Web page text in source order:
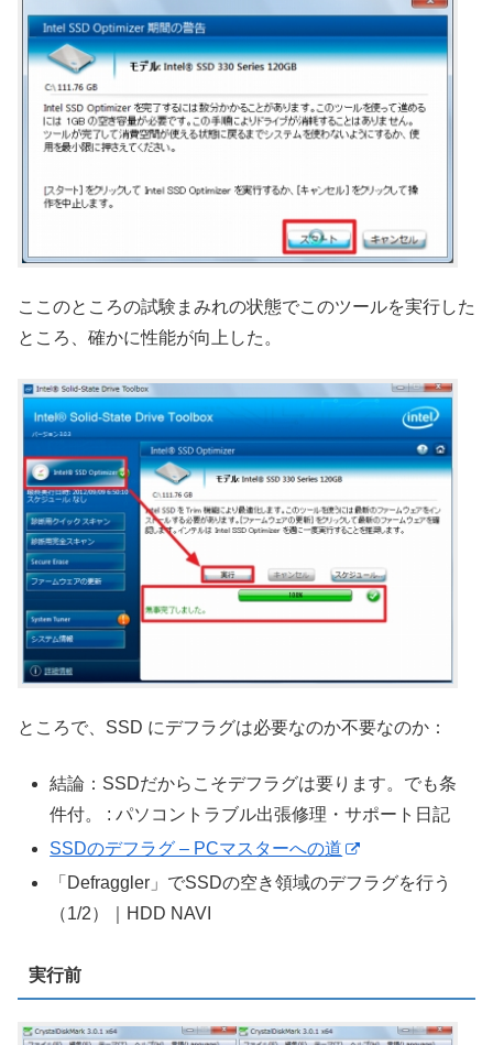
ここのところの試験まみれの状態でこのツールを実行した
ところ、確かに性能が向上した。
ところで、SSD にデフラグは必要なのか不要なのか：
結論：SSDだからこそデフラグは要ります。でも条
件付。 : パソコントラブル出張修理・サポート日記
SSDのデフラグ – PCマスターへの道
「Defraggler」でSSDの空き領域のデフラグを行う
（1/2）｜HDD NAVI
実行前